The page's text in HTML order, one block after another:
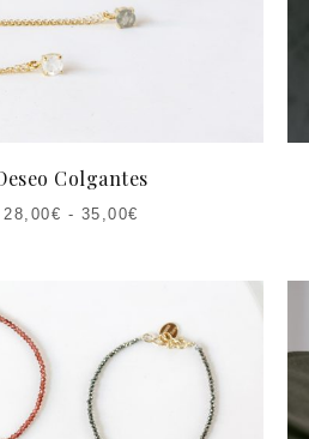
Colgantes
28,00€ - 35,00€